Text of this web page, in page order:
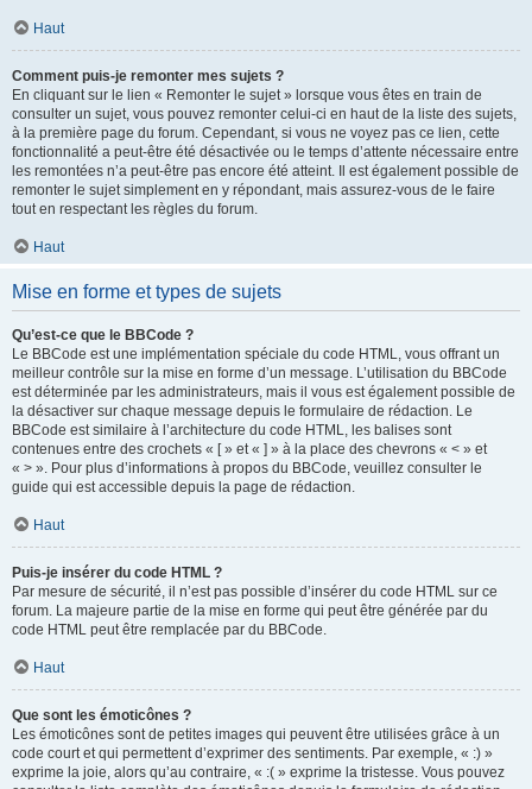
Haut
Comment puis-je remonter mes sujets ?
En cliquant sur le lien « Remonter le sujet » lorsque vous êtes en train de
consulter un sujet, vous pouvez remonter celui-ci en haut de la liste des sujets,
à la première page du forum. Cependant, si vous ne voyez pas ce lien, cette
fonctionnalité a peut-être été désactivée ou le temps d’attente nécessaire entre
les remontées n’a peut-être pas encore été atteint. Il est également possible de
remonter le sujet simplement en y répondant, mais assurez-vous de le faire
tout en respectant les règles du forum.
Haut
Mise en forme et types de sujets
Qu’est-ce que le BBCode ?
Le BBCode est une implémentation spéciale du code HTML, vous offrant un
meilleur contrôle sur la mise en forme d’un message. L’utilisation du BBCode
est déterminée par les administrateurs, mais il vous est également possible de
la désactiver sur chaque message depuis le formulaire de rédaction. Le
BBCode est similaire à l’architecture du code HTML, les balises sont
contenues entre des crochets « [ » et « ] » à la place des chevrons « < » et
« > ». Pour plus d’informations à propos du BBCode, veuillez consulter le
guide qui est accessible depuis la page de rédaction.
Haut
Puis-je insérer du code HTML ?
Par mesure de sécurité, il n’est pas possible d’insérer du code HTML sur ce
forum. La majeure partie de la mise en forme qui peut être générée par du
code HTML peut être remplacée par du BBCode.
Haut
Que sont les émoticônes ?
Les émoticônes sont de petites images qui peuvent être utilisées grâce à un
code court et qui permettent d’exprimer des sentiments. Par exemple, « :) »
exprime la joie, alors qu’au contraire, « :( » exprime la tristesse. Vous pouvez